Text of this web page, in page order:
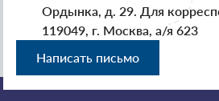
Ордынка, д. 29. Для
119049, г. Москва, а/я 623
Написать письмо